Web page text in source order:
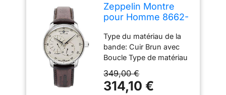
Zeppelin Montre
pour Homme 8662-
Type du matériau de la
bande: Cuir Brun avec
Boucle Type de matériau
Inoxydable argent
Affichage: analogique
349,00 €
314,10 €